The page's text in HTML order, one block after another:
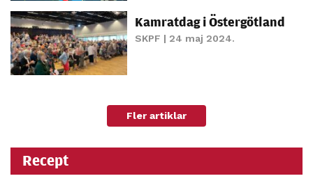
Kamratdag i Östergötland
SKPF | 24 maj 2024.
Fler artiklar
Recept